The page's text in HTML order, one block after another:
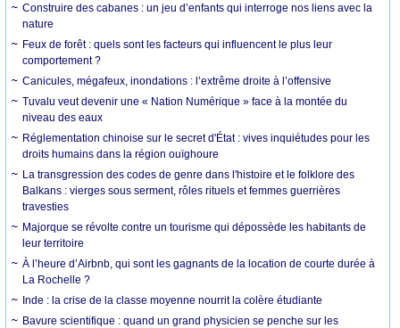
Construire des cabanes : un jeu d’enfants qui interroge nos liens avec la
nature
Feux de forêt : quels sont les facteurs qui influencent le plus leur
comportement ?
Canicules, mégafeux, inondations : l’extrême droite à l’offensive
Tuvalu veut devenir une « Nation Numérique » face à la montée du
niveau des eaux
Réglementation chinoise sur le secret d'État : vives inquiétudes pour les
droits humains dans la région ouïghoure
La transgression des codes de genre dans l'histoire et le folklore des
Balkans : vierges sous serment, rôles rituels et femmes guerrières
travesties
Majorque se révolte contre un tourisme qui dépossède les habitants de
leur territoire
À l’heure d’Airbnb, qui sont les gagnants de la location de courte durée à
La Rochelle ?
Inde : la crise de la classe moyenne nourrit la colère étudiante
Bavure scientifique : quand un grand physicien se penche sur les